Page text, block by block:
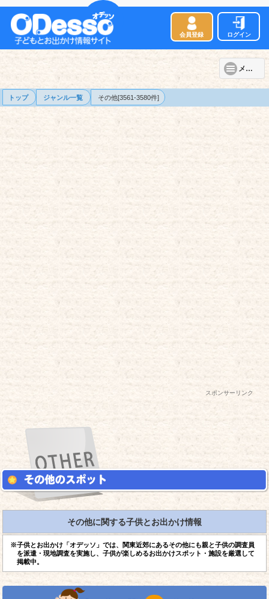
会員登録 ログイン
メニュー
トップ ジャンル一覧 その他[3561-3580件]
スポンサーリンク
その他に関する子供とお出かけ情報
※子供とお出かけ「オデッソ」では、関東近郊にあるその他にも親と子供の調査員
を派遣・現地調査を実施し、子供が楽しめるお出かけスポット・施設を厳選して
掲載中。